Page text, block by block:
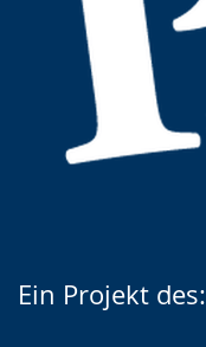
Ein Projekt des: